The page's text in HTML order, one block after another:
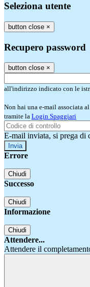
Seleziona utente
button close ×
Recupero password
button close ×
all'indirizzo indicato con le
Non hai una e-mail associata
tramite la Login Spaggiari
E-mail inviata, si prega di
Errore
Chiudi
Successo
Chiudi
Informazione
Chiudi
Attendere...
Attendere il